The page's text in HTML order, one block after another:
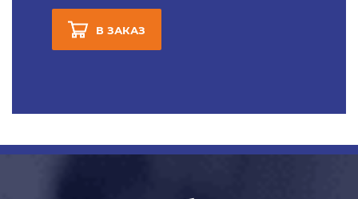
В ЗАКАЗ